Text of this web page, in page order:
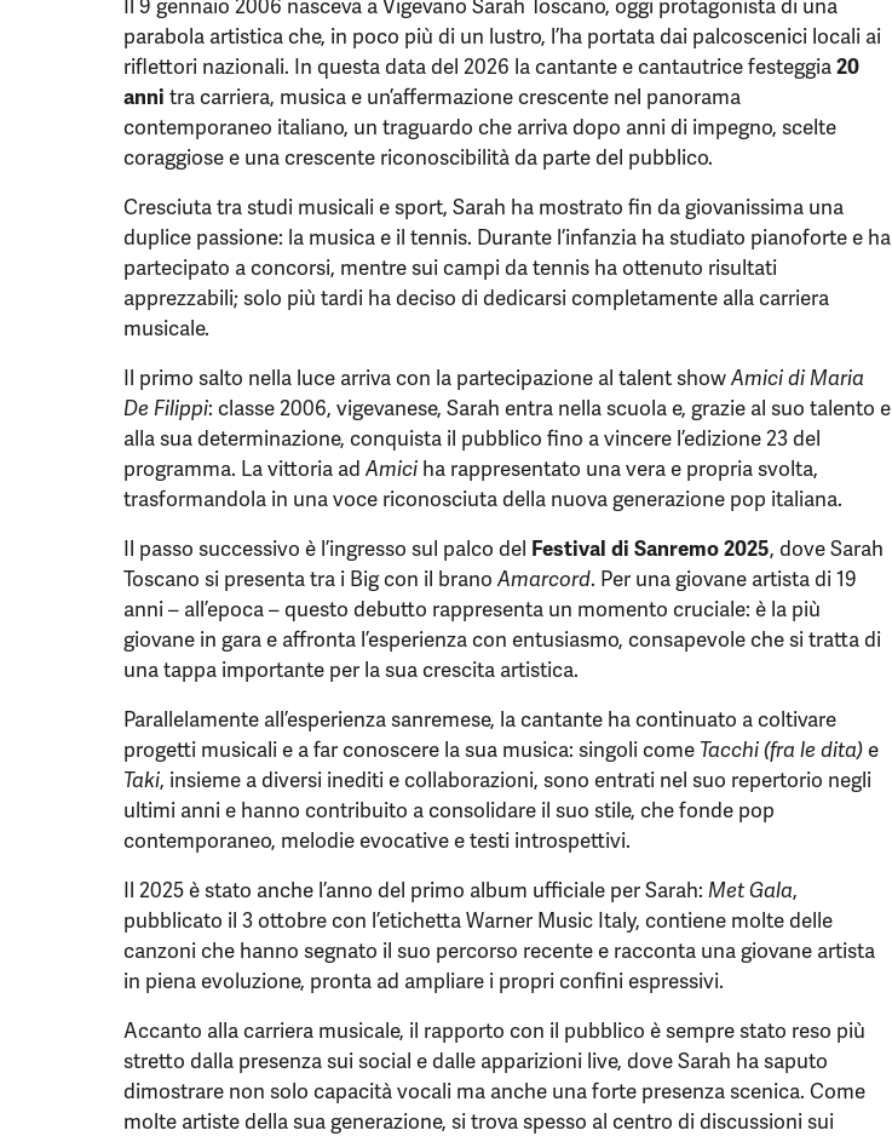
Il 9 gennaio 2006 nasceva a Vigevano Sarah Toscano, oggi protagonista di una
parabola artistica che, in poco più di un lustro, l’ha portata dai palcoscenici locali ai
riflettori nazionali. In questa data del 2026 la cantante e cantautrice festeggia20
anni tra carriera, musica e un’affermazione crescente nel panorama
contemporaneo italiano, un traguardo che arriva dopo anni di impegno, scelte
coraggiose e una crescente riconoscibilità da parte del pubblico.
Cresciuta tra studi musicali e sport, Sarah ha mostrato fin da giovanissima una
duplice passione: la musica e il tennis. Durante l’infanzia ha studiato pianoforte e ha
partecipato a concorsi, mentre sui campi da tennis ha ottenuto risultati
apprezzabili; solo più tardi ha deciso di dedicarsi completamente alla carriera
musicale.
Il primo salto nella luce arriva con la partecipazione al talent showAmici di Maria
De Filippi: classe 2006, vigevanese, Sarah entra nella scuola e, grazie al suo talento e
alla sua determinazione, conquista il pubblico fino a vincere l’edizione 23 del
programma. La vittoria ad Amici ha rappresentato una vera e propria svolta,
trasformandola in una voce riconosciuta della nuova generazione pop italiana.
Il passo successivo è l’ingresso sul palco del Festival di Sanremo 2025, dove Sarah
Toscano si presenta tra i Big con il brano Amarcord. Per una giovane artista di 19
anni – all’epoca – questo debutto rappresenta un momento cruciale: è la più
giovane in gara e affronta l’esperienza con entusiasmo, consapevole che si tratta di
una tappa importante per la sua crescita artistica.
Parallelamente all’esperienza sanremese, la cantante ha continuato a coltivare
progetti musicali e a far conoscere la sua musica: singoli come Tacchi (fra le dita)e
Taki, insieme a diversi inediti e collaborazioni, sono entrati nel suo repertorio negli
ultimi anni e hanno contribuito a consolidare il suo stile, che fonde pop
contemporaneo, melodie evocative e testi introspettivi.
Il 2025 è stato anche l’anno del primo album ufficiale per Sarah: Met Gala,
pubblicato il 3 ottobre con l’etichetta Warner Music Italy, contiene molte delle
canzoni che hanno segnato il suo percorso recente e racconta una giovane artista
in piena evoluzione, pronta ad ampliare i propri confini espressivi.
Accanto alla carriera musicale, il rapporto con il pubblico è sempre stato reso più
stretto dalla presenza sui social e dalle apparizioni live, dove Sarah ha saputo
dimostrare non solo capacità vocali ma anche una forte presenza scenica. Come
molte artiste della sua generazione, si trova spesso al centro di discussioni sui